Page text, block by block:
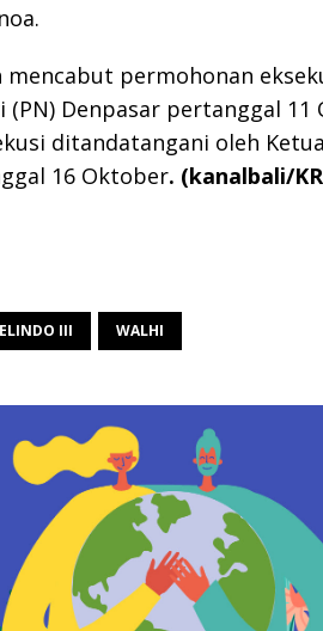
permohonan
(PN) Denpasar pertanggal 11
ditandatangani oleh Ketua
16 Oktober. (kanalbali/
III WALHI